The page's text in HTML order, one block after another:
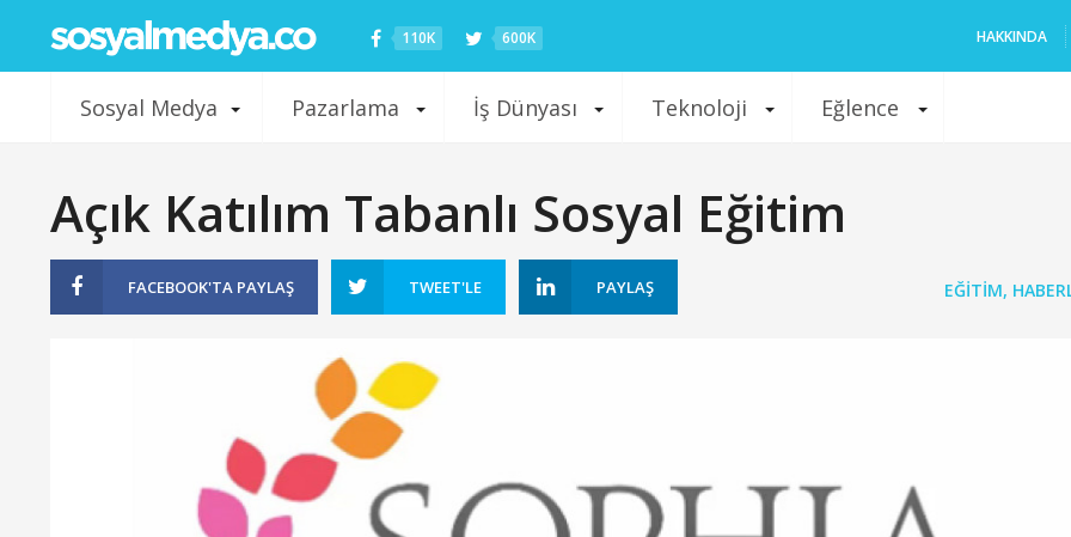
110K 600K HAKKINDA
Sosyal Medya Pazarlama İş Dünyası Teknoloji Eğlence
Açık Katılım Tabanlı Sosyal Eğitim
FACEBOOK'TA PAYLAŞ TWEET'LE PAYLAŞ EĞITIM,